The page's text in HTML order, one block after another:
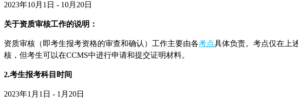
2023年10月1日 - 10月20日
关于资质审核工作的说明：
资质审核（即考生报考资格的审查和确认）工作主要由各考点具体负责。考点仅在上
核，但考生可以在CCMS中进行申请和提交证明材料。
2.考生报考科目时间
2023年1月1日 - 1月20日